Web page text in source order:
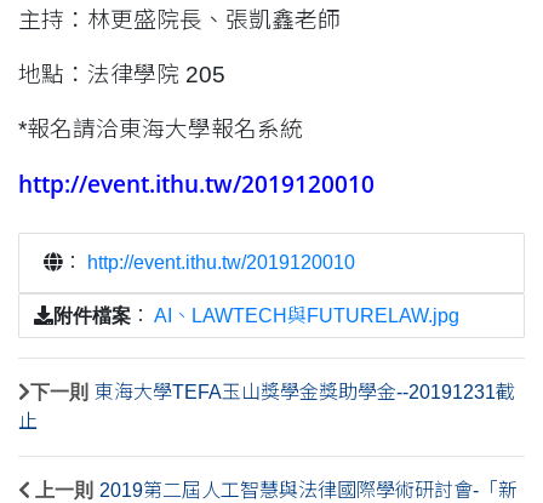
主持：林更盛院長、張凱鑫老師
地點：法律學院 205
*報名請洽東海大學報名系統
http://event.ithu.tw/2019120010
： http://event.ithu.tw/2019120010
附件檔案 ： AI、LAWTECH與FUTURELAW.jpg
下一則 東海大學TEFA玉山獎學金獎助學金--20191231截
止
上一則 2019第二屆人工智慧與法律國際學術研討會-「新